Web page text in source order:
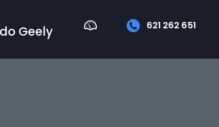
621 262 651
Geely